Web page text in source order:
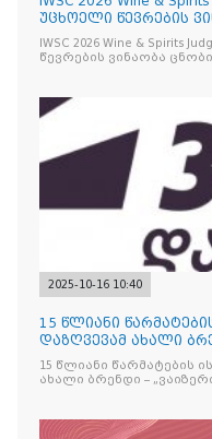
უცხოელი წევრების
IWSC 2026 Wine & Spirits
წევრების ვინაობა
2025-10-16 10:40
15 წლიანი
დაზღვევამ ახალი
წარადგინა
15 წლიანი წარმატების
ახალი